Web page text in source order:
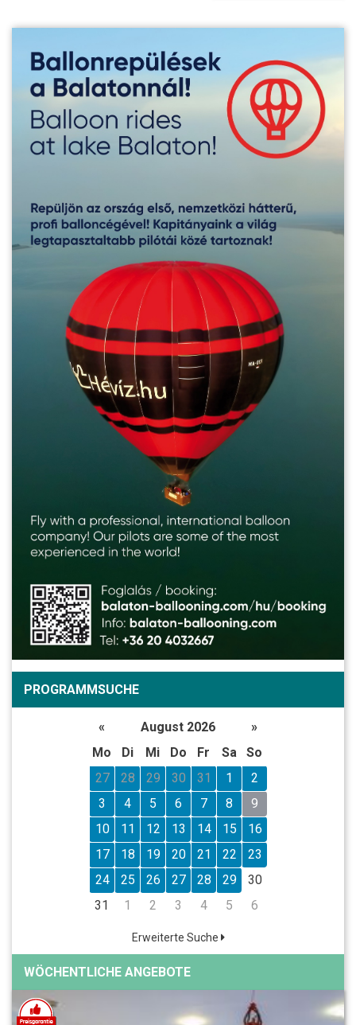
PROGRAMMSUCHE
« August 2026
»
Mo
Di Mi Do Fr Sa
So
27
28 29 30 31 1
2
3
4 5 6 7 8
9
10
11 12 13 14 15
16
17
18 19 20 21 22
23
24
25 26 27 28 29
30
31
1 2 3 4 5 6
Erweiterte Suche
WÖCHENTLICHE ANGEBOTE